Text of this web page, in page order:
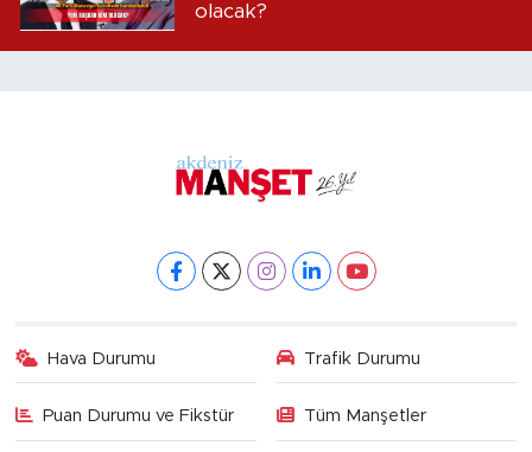
olacak?
Hava Durumu Trafik Durumu
Puan Durumu ve Fikstür Tüm Manşetler